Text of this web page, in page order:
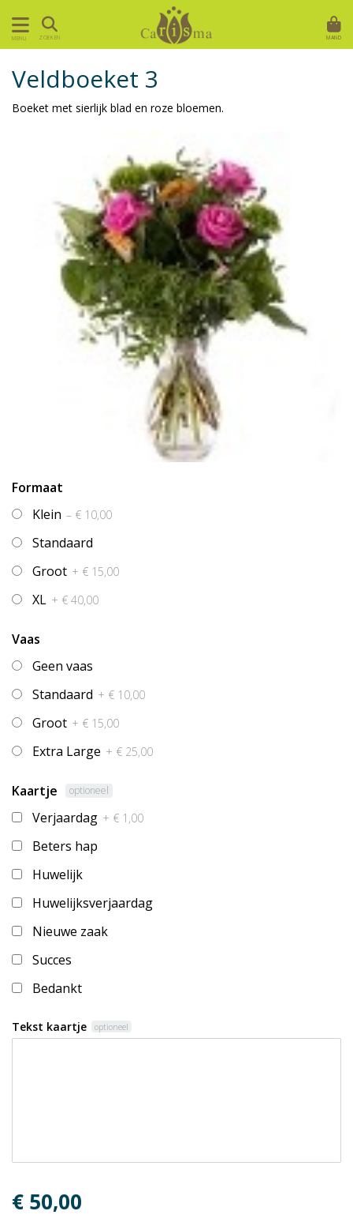
MENU ZOEKEN MAND
Veldboeket 3
Boeket met sierlijk blad en roze bloemen.
Formaat
Klein – € 10,00
Standaard
Groot + € 15,00
XL + € 40,00
Vaas
Geen vaas
Standaard + € 10,00
Groot + € 15,00
Extra Large + € 25,00
Kaartje optioneel
Verjaardag + € 1,00
Beters hap
Huwelijk
Huwelijksverjaardag
Nieuwe zaak
Succes
Bedankt
Tekst kaartje optioneel
€ 50,00